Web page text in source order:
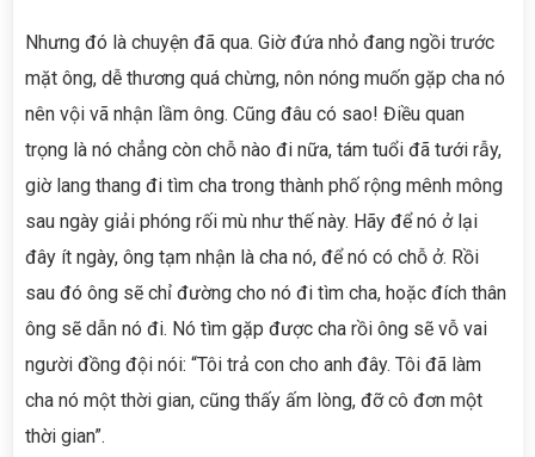
Nhưng đó là chuyện đã qua. Giờ đứa nhỏ đang ngồi trước
mặt ông, dễ thương quá chừng, nôn nóng muốn gặp cha nó
nên vội vã nhận lầm ông. Cũng đâu có sao! Điều quan
trọng là nó chẳng còn chỗ nào đi nữa, tám tuổi đã tưới rẫy,
giờ lang thang đi tìm cha trong thành phố rộng mênh mông
sau ngày giải phóng rối mù như thế này. Hãy để nó ở lại
đây ít ngày, ông tạm nhận là cha nó, để nó có chỗ ở. Rồi
sau đó ông sẽ chỉ đường cho nó đi tìm cha, hoặc đích thân
ông sẽ dẫn nó đi. Nó tìm gặp được cha rồi ông sẽ vỗ vai
người đồng đội nói: “Tôi trả con cho anh đây. Tôi đã làm
cha nó một thời gian, cũng thấy ấm lòng, đỡ cô đơn một
thời gian”.